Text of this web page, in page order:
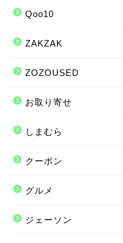
Qoo10
ZAKZAK
ZOZOUSED
お取り寄せ
しまむら
クーポン
グルメ
ジェーソン